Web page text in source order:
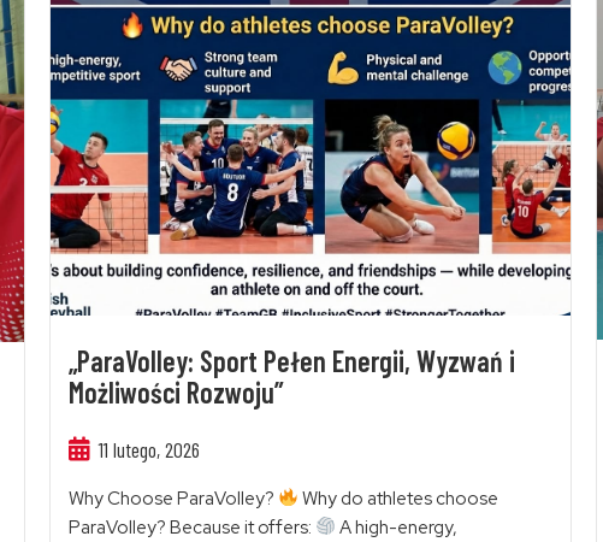
„ParaVolley: Sport Pełen Energii, Wyzwań i
Możliwości Rozwoju”
11 lutego, 2026
Why Choose ParaVolley?
Why do athletes choose
ParaVolley? Because it offers:
A high-energy,